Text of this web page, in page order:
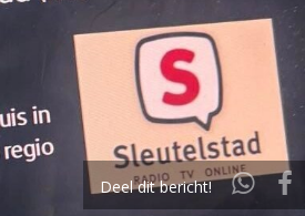
Deel dit bericht!